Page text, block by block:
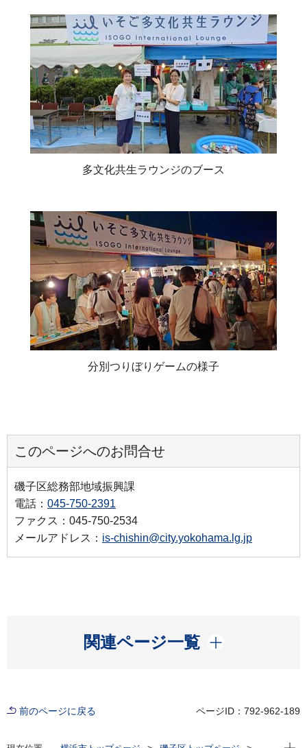
多文化共生ラウンジのブース
分別つりぼりゲームの様子
このページへのお問合せ
磯子区総務部地域振興課
電話： 045-750-2391
ファクス：045-750-2534
メールアドレス： is-chishin@city.yokohama.lg.jp
関連ページ一覧
開く
前のページに戻る ページID：792-962-189
現在